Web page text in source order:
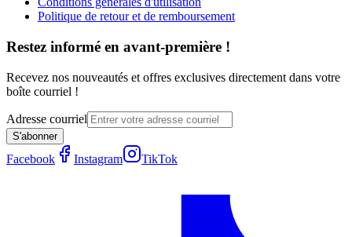
Politique de retour et de remboursement
Restez informé en avant-première !
Recevez nos nouveautés et offres exclusives directement dans votre
boîte courriel !
Adresse courriel
S'abonner
Facebook Instagram TikTok